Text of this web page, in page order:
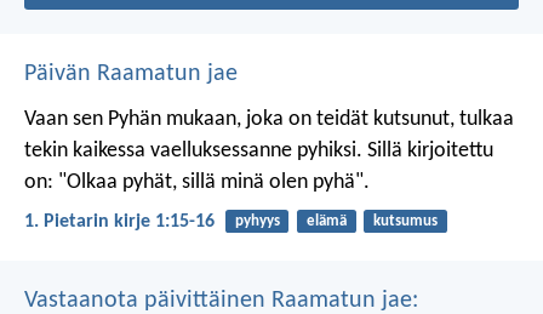
Päivän Raamatun jae
Vaan sen Pyhän mukaan, joka on teidät kutsunut, tulkaa
tekin kaikessa vaelluksessanne pyhiksi. Sillä kirjoitettu
on: "Olkaa pyhät, sillä minä olen pyhä".
1. Pietarin kirje 1:15-16 pyhyys elämä kutsumus
Vastaanota päivittäinen Raamatun jae: